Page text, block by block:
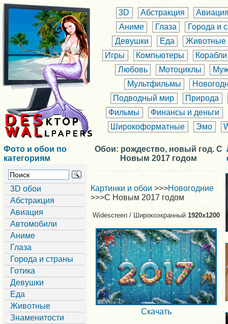
3D Абстракция
Аниме
Глаза
Города и
Девушки
Еда
Животные
Игры
Компьютеры
Корабли
Любовь
Мотоциклы
Мультфильмы
Подводный мир
Природа
Фильмы
Финансы и деньги
Широкоформатные
Эмо
Фото и обои по
категориям
3D обои
Абстракция
Авиация
Автомобили
Аниме
Глаза
Города и страны
Готика
Девушки
Еда
Животные
Знаменитости
Обои: рождество, новый год. С
Новым 2017 годом
Картинки и обои >>>Новогодние
>>>С Новым 2017 годом
Widescreen / Широкоэкранный1920x1200
Скачать